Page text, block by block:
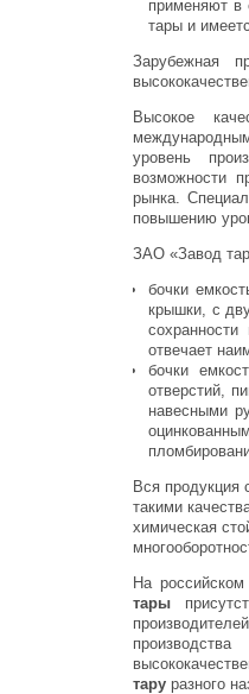
применяют в
тары и
Зарубежная
Высокое
уровень
возможности
рынка.
повышению
ЗАО «Завод
бочки
крышки, с
отвечает
бочки
отверстий,
навесными
Вся продукция
такими
химическая
На
тары
тару разного